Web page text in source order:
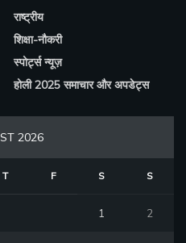
राष्ट्रीय
शिक्षा-नौकरी
स्पोर्ट्स न्यूज़
होली 2025 समाचार और अपडेट्स
2026
T F S S
1 2